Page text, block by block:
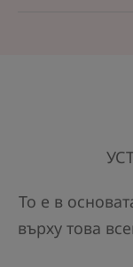
То е в
върху това